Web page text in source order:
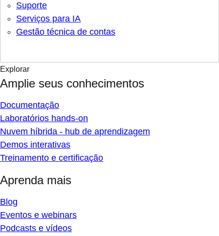
Suporte
Serviços para IA
Gestão técnica de contas
Explorar
Amplie seus conhecimentos
Documentação
Laboratórios hands-on
Nuvem híbrida - hub de aprendizagem
Demos interativas
Treinamento e certificação
Aprenda mais
Blog
Eventos e webinars
Podcasts e vídeos